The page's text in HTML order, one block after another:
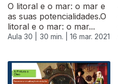
O litoral e o mar: o mar e
as suas potencialidades.O
litoral e o mar: o mar...
Aula 30 | 30 min. | 16 mar. 2021